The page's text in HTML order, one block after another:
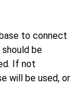
to connect
be
If not
will be used, or